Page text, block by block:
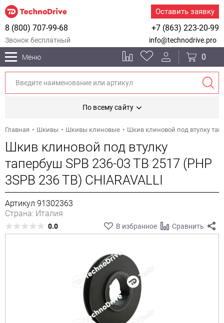
Оставить заявку
+7 (863) 223-20-99
8 (800) 707-99-68
Звонок бесплатный info@technodrive.pro
Меню 0
По всему сайту
Главная Шкивы Шкивы клиновые Шкив клиновой под втулку
Шкив клиновой под втулку
тапербуш SPB 236-03 TB 2517 (PHP
3SPB 236 TB) CHIARAVALLI
Артикул 91302363
Страна: Италия
0.0 В избранное Сравнить